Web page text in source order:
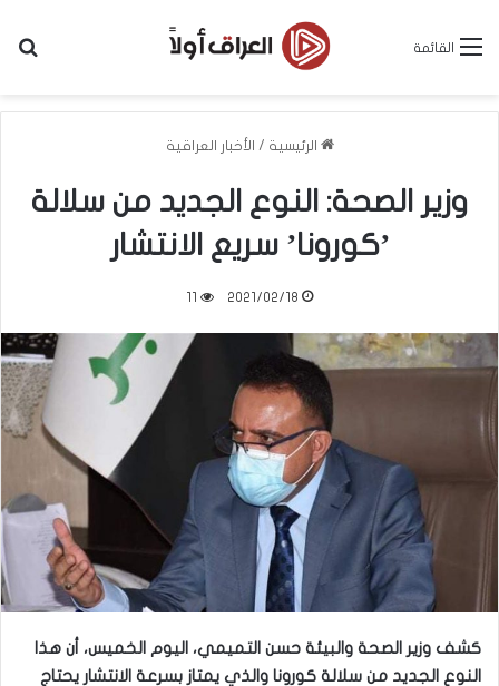
القائمة
الرئيسية / الأخبار العراقية
وزير الصحة: النوع الجديد من سلالة
’كورونا’ سريع الانتشار
2021/02/18
11
كشف وزير الصحة والبيئة حسن التميمي، اليوم الخميس، أن هذا
النوع الجديد من سلالة كورونا والذي يمتاز بسرعة الانتشار يحتاج